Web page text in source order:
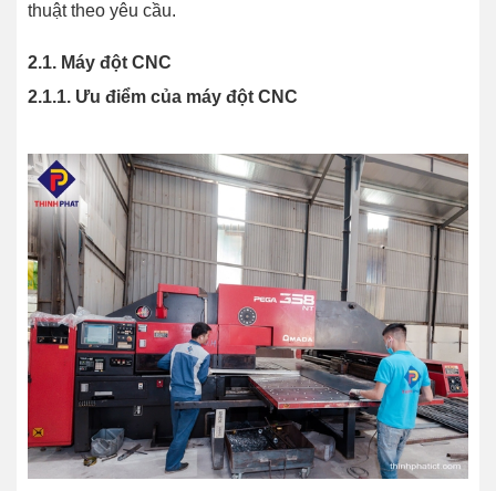
thuật theo yêu cầu.
2.1. Máy đột CNC
2.1.1. Ưu điểm của máy đột CNC